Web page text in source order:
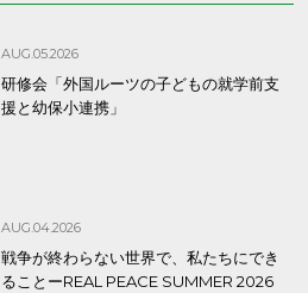
AUG.05.2026
研修会「外国ルーツの子どもの就学前支
援と幼保小連携」
AUG.04.2026
戦争が終わらない世界で、私たちにでき
ることーREAL PEACE SUMMER 2026